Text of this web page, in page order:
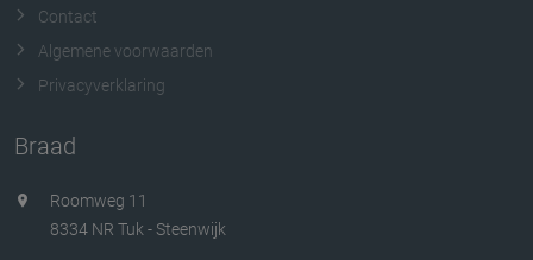
Contact
Algemene voorwaarden
Privacyverklaring
Braad
Roomweg 11
8334 NR Tuk - Steenwijk